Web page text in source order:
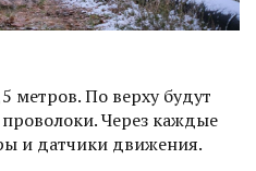
метров. По верху будут
Через каждые
и датчики движения.